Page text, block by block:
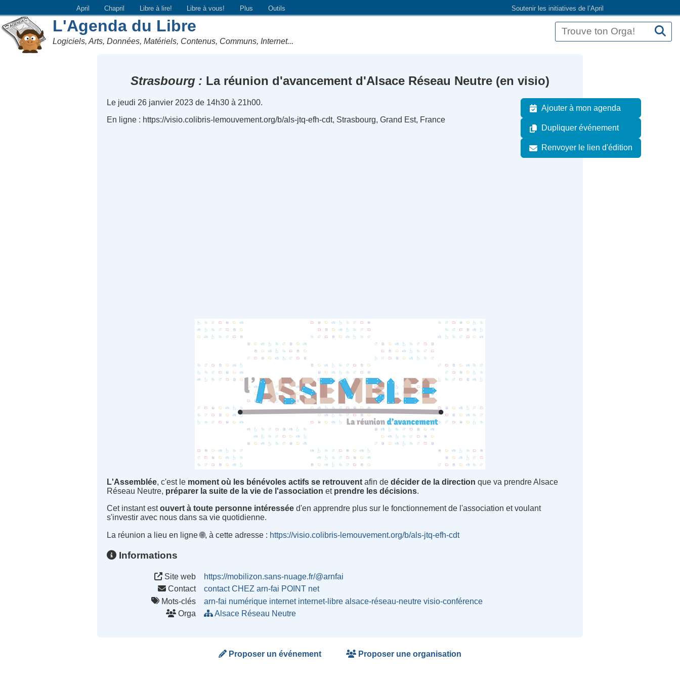
Soutenir les initiatives de l’April
April Chapril Libre à lire! Libre à vous! Plus Outils
L'Agenda du Libre
Logiciels, Arts, Données, Matériels, Contenus, Communs, Internet...
Strasbourg La réunion d'avancement d'Alsace Réseau Neutre (en visio)
Ajouter à mon agenda
Dupliquer événement
Renvoyer le lien d'édition
Le jeudi 26 janvier 2023 de 14h30 à 21h00.
En ligne : https://visio.colibris-lemouvement.org/b/als-jtq-efh-cdt, Strasbourg, Grand Est, France
L'Assemblée, c'est le moment où les bénévoles actifs se retrouvent afin dedécider de la direction que va prendre Alsace
Réseau Neutre, préparer la suite de la vie de l'association et prendre les décisions.
Cet instant estouvert à toute personne intéressée d'en apprendre plus sur le fonctionnement de l'association et voulant
s'investir avec nous dans sa vie quotidienne.
La réunion a lieu en ligne 🌐, à cette adresse : https://visio.colibris-lemouvement.org/b/als-jtq-efh-cdt
Informations
Site web
https://mobilizon.sans-nuage.fr/@arnfai
Contact
contact CHEZ arn-fai POINT net
Mots-clés
arn-fai numérique internet internet-libre alsace-réseau-neutre visio-conférence
Orga
Alsace Réseau Neutre
Proposer un événement Proposer une organisation